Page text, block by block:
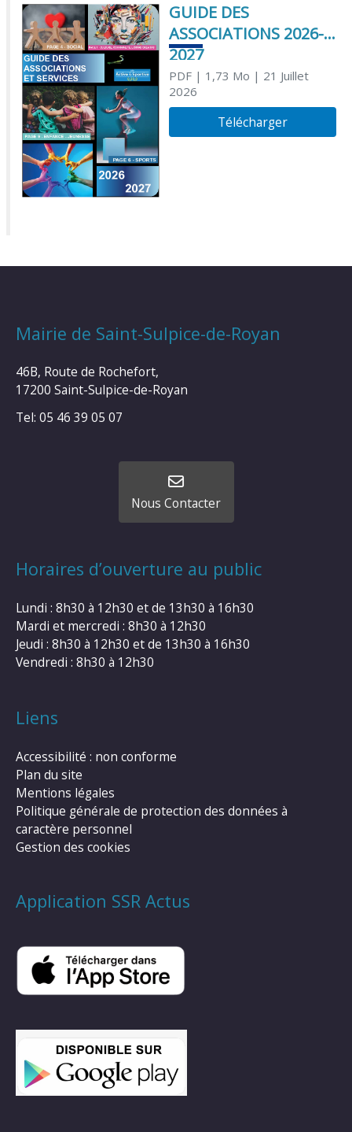
GUIDE DES
ASSOCIATIONS 2026-
2027
PDF| 1,73 Mo | 21 Juillet
2026
Télécharger
Mairie de Saint-Sulpice-de-Royan
46B, Route de Rochefort,
17200 Saint-Sulpice-de-Royan
Tel: 05 46 39 05 07
Nous Contacter
Horaires d’ouverture au public
Lundi : 8h30 à 12h30 et de 13h30 à 16h30
Mardi et mercredi : 8h30 à 12h30
Jeudi : 8h30 à 12h30 et de 13h30 à 16h30
Vendredi : 8h30 à 12h30
Liens
Accessibilité : non conforme
Plan du site
Mentions légales
Politique générale de protection des données à
caractère personnel
Gestion des cookies
Application SSR Actus